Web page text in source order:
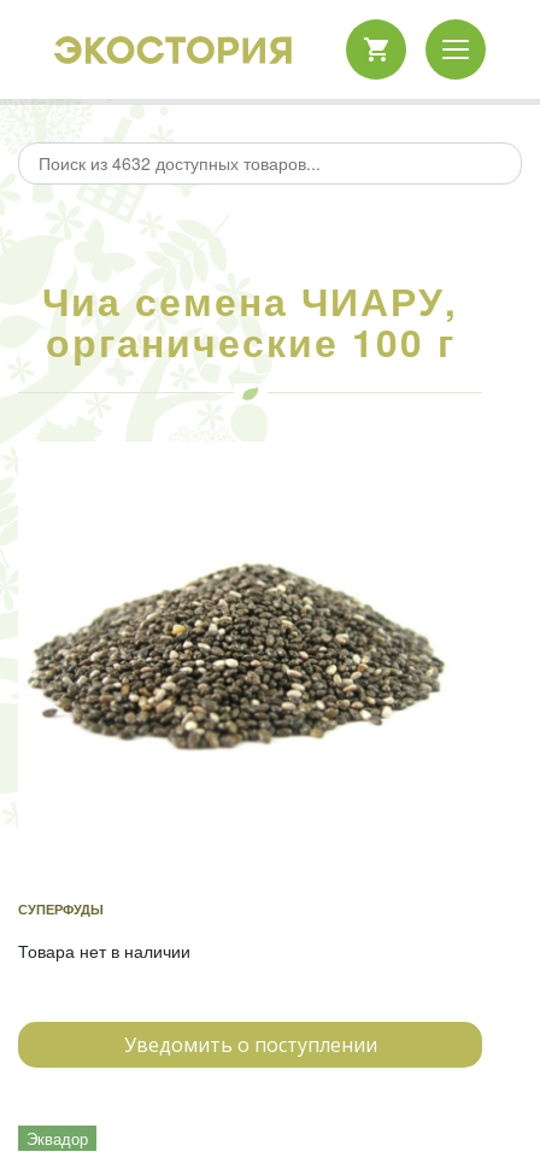
Чиа семена ЧИАРУ,
органические 100 г
СУПЕРФУДЫ
Товара нет в наличии
Уведомить о поступлении
Эквадор